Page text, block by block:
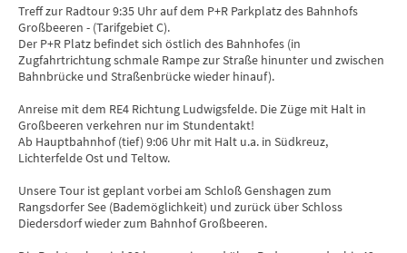
Treff zur Radtour 9:35 Uhr auf dem P+R Parkplatz des Bahnhofs
Großbeeren - (Tarifgebiet C).
Der P+R Platz befindet sich östlich des Bahnhofes (in
Zugfahrtrichtung schmale Rampe zur Straße hinunter und zwischen
Bahnbrücke und Straßenbrücke wieder hinauf).
Anreise mit dem RE4 Richtung Ludwigsfelde. Die Züge mit Halt in
Großbeeren verkehren nur im Stundentakt!
Ab Hauptbahnhof (tief) 9:06 Uhr mit Halt u.a. in Südkreuz,
Lichterfelde Ost und Teltow.
Unsere Tour ist geplant vorbei am Schloß Genshagen zum
Rangsdorfer See (Bademöglichkeit) und zurück über Schloss
Diedersdorf wieder zum Bahnhof Großbeeren.